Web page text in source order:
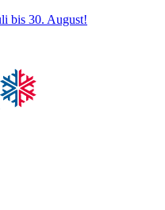
bis 30. August!